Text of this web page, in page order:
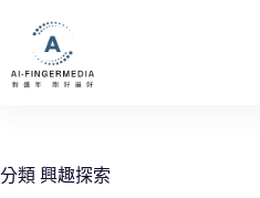
主
要
分類 興趣探索